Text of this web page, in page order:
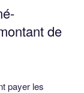
de
payer les